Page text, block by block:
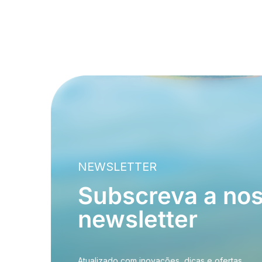
NEWSLETTER
Subscreva a
newsletter